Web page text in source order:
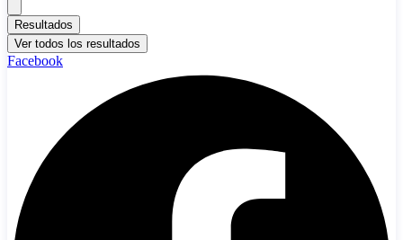
Resultados
Ver todos los resultados
Facebook